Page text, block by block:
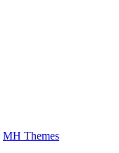
MH Themes